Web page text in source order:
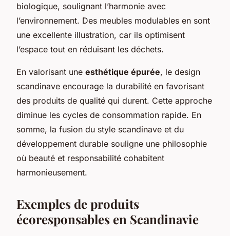
biologique, soulignant l’harmonie avec
l’environnement. Des meubles modulables en sont
une excellente illustration, car ils optimisent
l’espace tout en réduisant les déchets.
En valorisant une esthétique épurée, le design
scandinave encourage la durabilité en favorisant
des produits de qualité qui durent. Cette approche
diminue les cycles de consommation rapide. En
somme, la fusion du style scandinave et du
développement durable souligne une philosophie
où beauté et responsabilité cohabitent
harmonieusement.
Exemples de produits
écoresponsables en Scandinavie